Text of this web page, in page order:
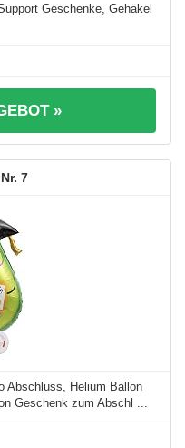
Geschenke, Gehäkel
»
7
Abschluss, Helium Ballon
Geschenk zum Abschl ...